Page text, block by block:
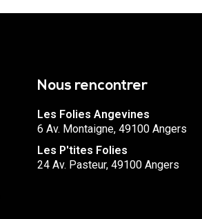
Nous rencontrer
Les Folies Angevines
6 Av. Montaigne, 49100 Angers
Les P'tites Folies
24 Av. Pasteur, 49100 Angers